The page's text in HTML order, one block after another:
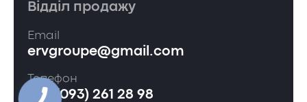
Відділ продажу
Email
ervgroupe@gmail.com
Телефон
+38 (093) 261 28 98